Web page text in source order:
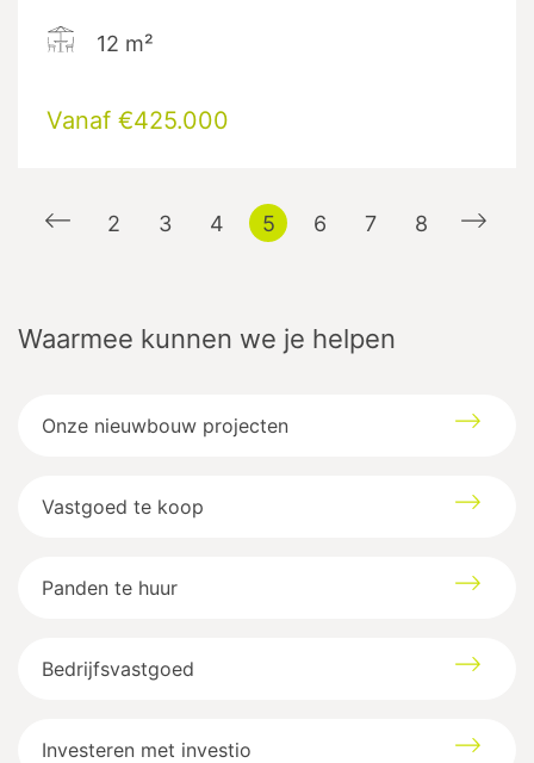
12 m²
Vanaf €425.000
2 3 4 5 6 7 8
Waarmee kunnen we je helpen
Onze nieuwbouw projecten
Vastgoed te koop
Panden te huur
Bedrijfsvastgoed
Investeren met investio